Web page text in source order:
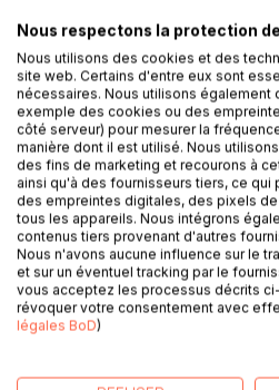
Laisser un avis
DESCRIPTION
Les aléas de la vie m'on amené
dans une chambre mortuaire.
observé les comportements des
aussi du personnel soignant.
Nous respectons la protection
Nous utilisons des cookies et des
site web. Certains d'entre eux sont
nécessaires. Nous utilisons également
exemple des cookies ou des
côté serveur) pour mesurer la
manière dont il est utilisé. Nous
des fins de marketing et recourons à
ainsi qu'à des fournisseurs tiers, ce
des empreintes digitales, des pixels
tous les appareils. Nous intégrons
contenus tiers provenant d'autres
Nous n'avons aucune influence sur le
et sur un éventuel tracking par le
vous acceptez les processus décrits
révoquer votre consentement avec
légales BoD)